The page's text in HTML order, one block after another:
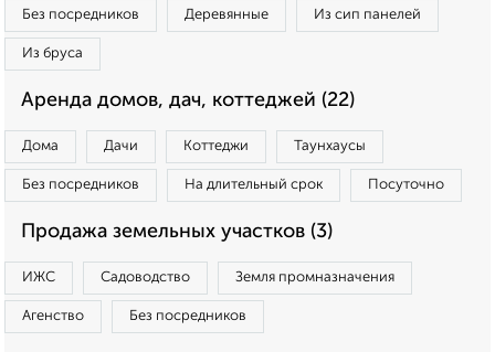
Без посредников Деревянные Из сип панелей
Из бруса
Аренда домов, дач, коттеджей (22)
Дома Дачи Коттеджи Таунхаусы
Без посредников На длительный срок Посуточно
Продажа земельных участков (3)
ИЖС Садоводство Земля промназначения
Агенство Без посредников